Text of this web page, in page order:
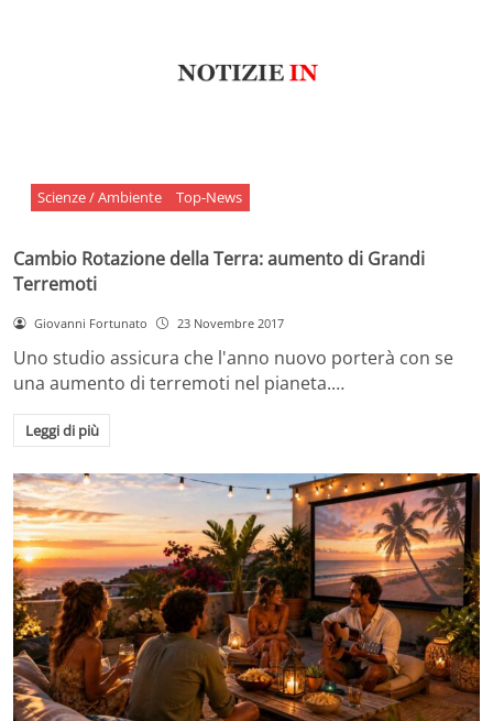
Scienze / Ambiente Top-News
Cambio Rotazione della Terra: aumento di Grandi
Terremoti
Giovanni Fortunato 23 Novembre 2017
Uno studio assicura che l'anno nuovo porterà con se
una aumento di terremoti nel pianeta.…
Leggi di più